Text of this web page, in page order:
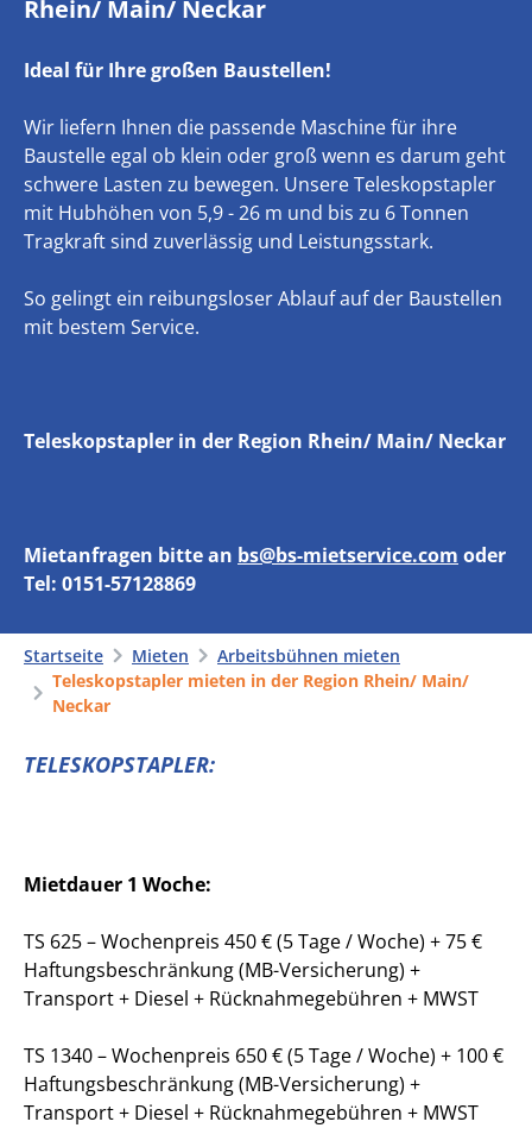
Rhein/ Main/ Neckar
Ideal für Ihre großen Baustellen!
Wir liefern Ihnen die passende Maschine für ihre
Baustelle egal ob klein oder groß wenn es darum geht
schwere Lasten zu bewegen. Unsere Teleskopstapler
mit Hubhöhen von 5,9 - 26 m und bis zu 6 Tonnen
Tragkraft sind zuverlässig und Leistungsstark.
So gelingt ein reibungsloser Ablauf auf der Baustellen
mit bestem Service.
Teleskopstapler in der Region Rhein/ Main/ Neckar
Mietanfragen bitte an bs@bs-mietservice.com oder
Tel: 0151-57128869
Startseite Mieten
Arbeitsbühnen mieten
Teleskopstapler mieten in der Region Rhein/ Main/
Neckar
TELESKOPSTAPLER:
Mietdauer 1 Woche:
TS 625 – Wochenpreis 450 € (5 Tage / Woche) + 75 €
Haftungsbeschränkung (MB-Versicherung) +
Transport + Diesel + Rücknahmegebühren + MWST
TS 1340 – Wochenpreis 650 € (5 Tage / Woche) + 100 €
Haftungsbeschränkung (MB-Versicherung) +
Transport + Diesel + Rücknahmegebühren + MWST